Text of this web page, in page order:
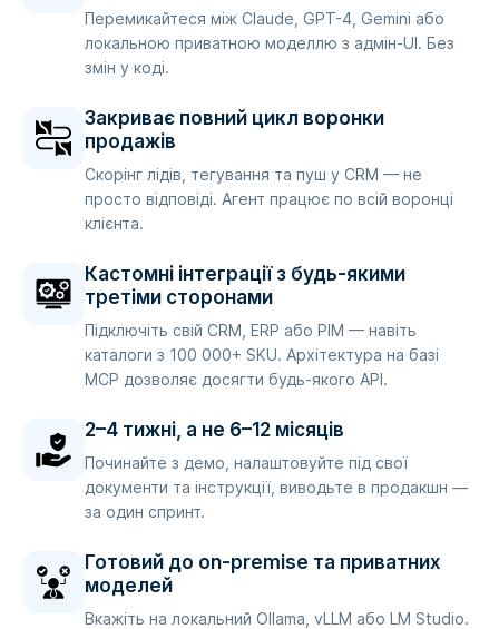
Перемикайтеся між Claude, GPT-4, Gemini або
локальною приватною моделлю з адмін-UI. Без
змін у коді.
Закриває повний цикл воронки
продажів
Скорінг лідів, тегування та пуш у CRM — не
просто відповіді. Агент працює по всій воронці
клієнта.
Кастомні інтеграції з будь-якими
третіми сторонами
Підключіть свій CRM, ERP або PIM — навіть
каталоги з 100 000+ SKU. Архітектура на базі
MCP дозволяє досягти будь-якого API.
2–4 тижні, а не 6–12 місяців
Починайте з демо, налаштовуйте під свої
документи та інструкції, виводьте в продакшн —
за один спринт.
Готовий до on-premise та приватних
моделей
Вкажіть на локальний Ollama, vLLM або LM Studio.